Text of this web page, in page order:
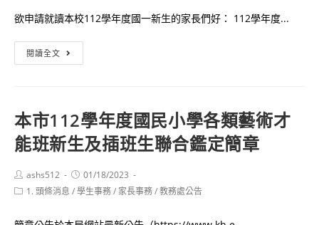
學
檔
案
程
學
欲申請就讀本校112學年度國一新生的家長們好： 112學年度...
閱讀全文
要
寄
發
112
學
年
本市112學年度國民小學各類藝術才
能班新生及插班生聯合鑑定簡章
Post
author:
ashs512
Post
published:
01/18/2023
Post1. 頭條消息 /學生事務/ 家長事務/教務處公告